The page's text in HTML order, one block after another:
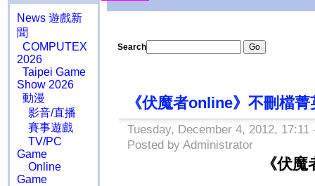
News 遊戲新
聞
COMPUTEX
2026
Taipei Game
Show 2026
動漫
影音/直播
賽事遊戲
TV/PC
Game
Online
Game
Search
《伏魔者online》不刪檔
Tuesday, December 4, 2012,
Posted by Administrator
《伏